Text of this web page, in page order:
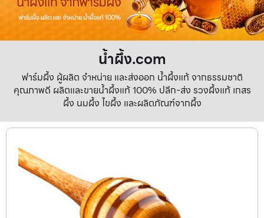
น้ำผึ้ง.com
ฟาร์มผึ้ง ผู้ผลิต จำหน่าย และส่งออก น้ำผึ้งแท้ จากธรรมชาติ
คุณภาพดี ผลิตและขายน้ำผึ้งแท้ 100% ปลีก-ส่ง รวงผึ้งแท้ เกสร
ผึ้ง นมผึ้ง ไขผึ้ง และผลิตภัณฑ์จากผึ้ง